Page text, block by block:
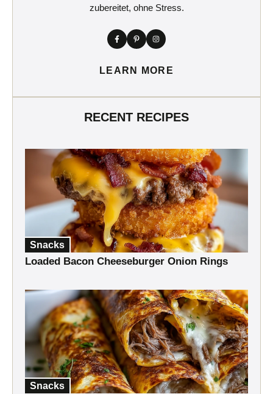
zubereitet, ohne Stress.
LEARN MORE
RECENT RECIPES
Snacks
Loaded Bacon Cheeseburger Onion Rings
Snacks